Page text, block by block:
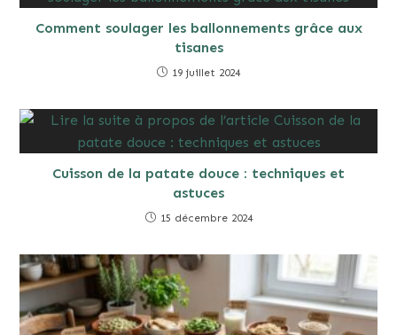
Comment soulager les ballonnements grâce aux
tisanes
19 juillet 2024
Cuisson de la patate douce : techniques et
astuces
15 décembre 2024